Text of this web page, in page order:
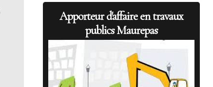
Apporteur d'affaire en travaux
publics Maurepas